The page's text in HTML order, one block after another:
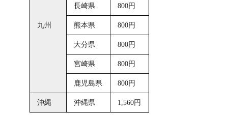
九州
長崎県 800円
熊本県 800円
大分県 800円
宮崎県 800円
鹿児島県 800円
沖縄 沖縄県 1,560円